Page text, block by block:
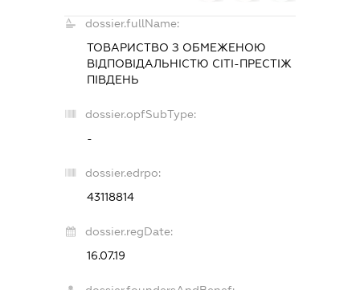
dossier.fullName:
ТОВАРИСТВО З ОБМЕЖЕНОЮ
ВІДПОВІДАЛЬНІСТЮ СІТІ-ПРЕСТІЖ
ПІВДЕНЬ
dossier.opfSubType:
-
dossier.edrpo:
43118814
dossier.regDate:
16.07.19